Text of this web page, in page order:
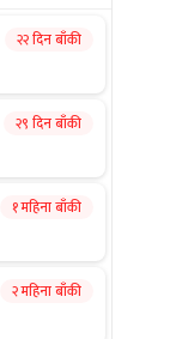
२२ दिन बाँकी
२९ दिन बाँकी
१ महिना बाँकी
२ महिना बाँकी